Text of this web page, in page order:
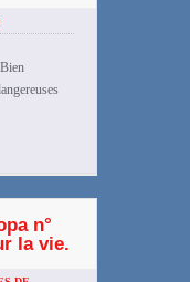
n°
la vie.